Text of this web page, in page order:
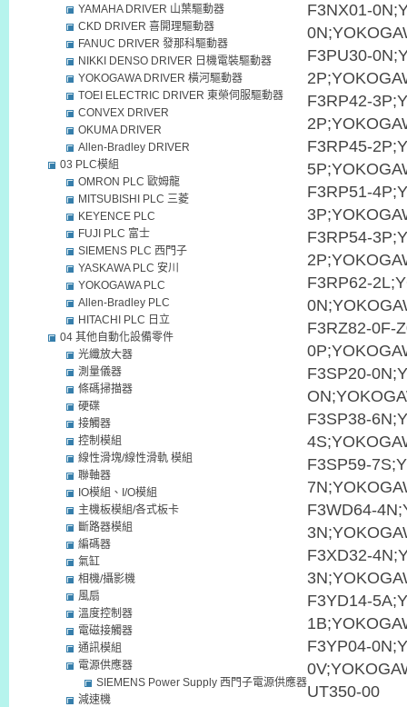
F3NX01-
F3PU30-
F3RP42-
F3RP45-
F3RP51-
F3RP54-
F3RP62-
F3RZ82-0F-
F3SP20-
F3SP38-
F3SP59-
F3WD64-
F3XD32-
F3YD14-
F3YP04-
UT350-00
YAMAHA DRIVER 山葉驅動器
CKD DRIVER 喜開理驅動器
FANUC DRIVER 發那科驅動器
NIKKI DENSO DRIVER 日機電裝驅動器
YOKOGAWA DRIVER 橫河驅動器
TOEI ELECTRIC DRIVER 東榮伺服驅動器
CONVEX DRIVER
OKUMA DRIVER
Allen-Bradley DRIVER
03 PLC模組
OMRON PLC 歐姆龍
MITSUBISHI PLC 三菱
KEYENCE PLC
FUJI PLC 富士
SIEMENS PLC 西門子
YASKAWA PLC 安川
YOKOGAWA PLC
Allen-Bradley PLC
HITACHI PLC 日立
04 其他自動化設備零件
光纖放大器
測量儀器
條碼掃描器
硬碟
接觸器
控制模組
線性滑塊/線性滑軌 模組
聯軸器
IO模組、I/O模組
主機板模組/各式板卡
斷路器模組
編碼器
氣缸
相機/攝影機
風扇
溫度控制器
電磁接觸器
通訊模組
電源供應器
SIEMENS Power Supply 西門子電源供應器
減速機